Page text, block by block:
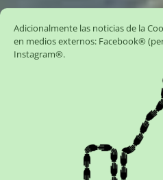
Adicionalmente las noticias de la
en medios externos: Facebook®
Instagram®.